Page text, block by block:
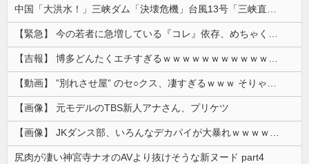
【画像】 元モデルのTBS新人アナさん、プリケツ
尻肉が凄い神宮寺ナオのAVより抜けそうな新ヌード part4